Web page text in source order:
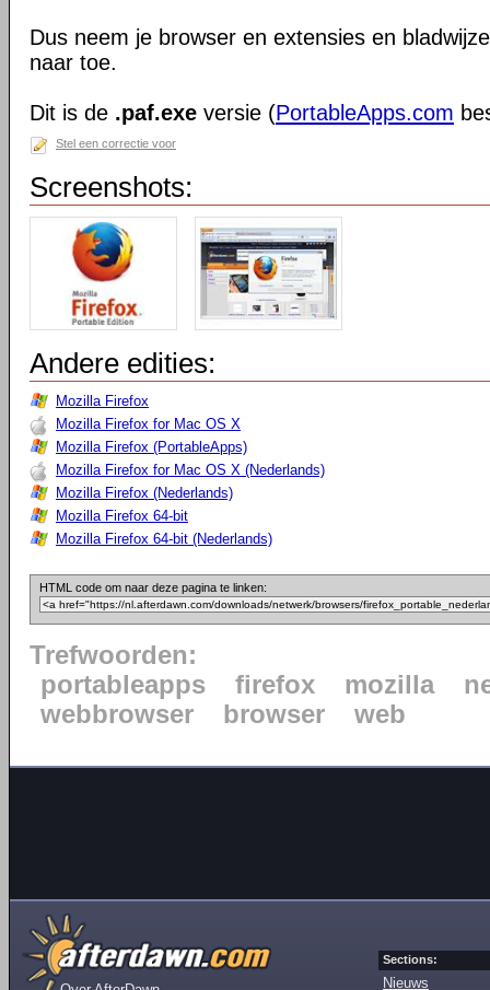
Dus neem je browser en extensies en
naar toe.
Dit is de .paf.exe versie (PortableApps.com
Stel een correctie voor
Screenshots:
Andere edities:
Mozilla Firefox
Mozilla Firefox for Mac OS X
Mozilla Firefox (PortableApps)
Mozilla Firefox for Mac OS X (Nederlands)
Mozilla Firefox (Nederlands)
Mozilla Firefox 64-bit
Mozilla Firefox 64-bit (Nederlands)
HTML code om naar deze pagina te linken:
Trefwoorden:
portableapps
firefox mozilla
webbrowser
browser web
Sections:
Nieuws